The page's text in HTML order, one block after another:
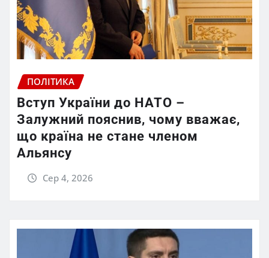
ПОЛІТИКА
Вступ України до НАТО –
Залужний пояснив, чому вважає,
що країна не стане членом
Альянсу
Сер 4, 2026